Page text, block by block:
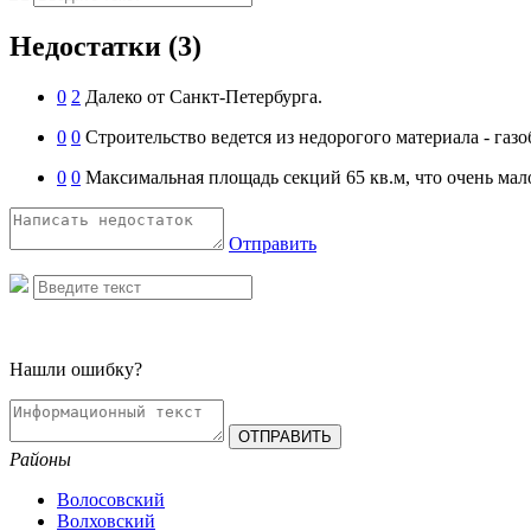
Недостатки (3)
0 2 Далеко от Санкт-Петербурга.
0 0 Строительство ведется из недорогого материала -
0 0 Максимальная площадь секций 65 кв.м, что очень
Отправить
Нашли ошибку?
Районы
Волосовский
Волховский